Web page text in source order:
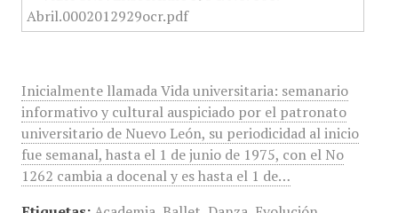
Inicialmente llamada Vida universitaria: semanario
informativo y cultural auspiciado por el patronato
universitario de Nuevo León, su periodicidad al inicio
fue semanal, hasta el 1 de junio de 1975, con el No
1262 cambia a docenal y es hasta el 1 de…